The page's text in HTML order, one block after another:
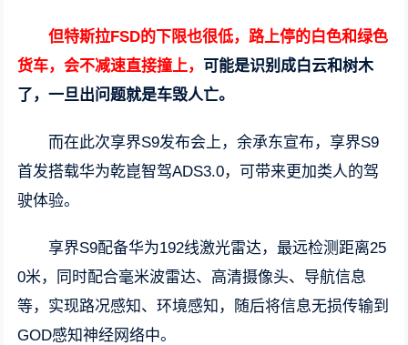
但特斯拉FSD的下限也很低，路上停的白色和绿色
货车，会不减速直接撞上， 可能是识别成白云和树木
了，一旦出问题就是车毁人亡。
而在此次享界S9发布会上，余承东宣布，享界S9
首发搭载华为乾崑智驾ADS3.0，可带来更加类人的驾
驶体验。
享界S9配备华为192线激光雷达，最远检测距离25
0米，同时配合毫米波雷达、高清摄像头、导航信息
等，实现路况感知、环境感知，随后将信息无损传输到
GOD感知神经网络中。